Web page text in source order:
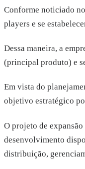
Conforme noticiado
players e se
Dessa maneira, a
(principal produto) e
Em vista do
objetivo estratégico
O projeto de
desenvolvimento
distribuição,